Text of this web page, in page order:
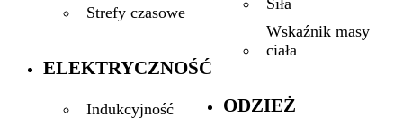
Strefy czasowe
ELEKTRYCZNOŚĆ
Indukcyjność
Wskaźnik masy
ciała
ODZIEŻ